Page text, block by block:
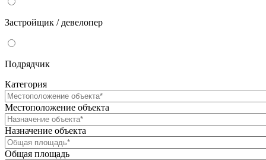
Застройщик / девелопер
Подрядчик
Категория
Местоположение объекта
Назначение объекта
Общая площадь